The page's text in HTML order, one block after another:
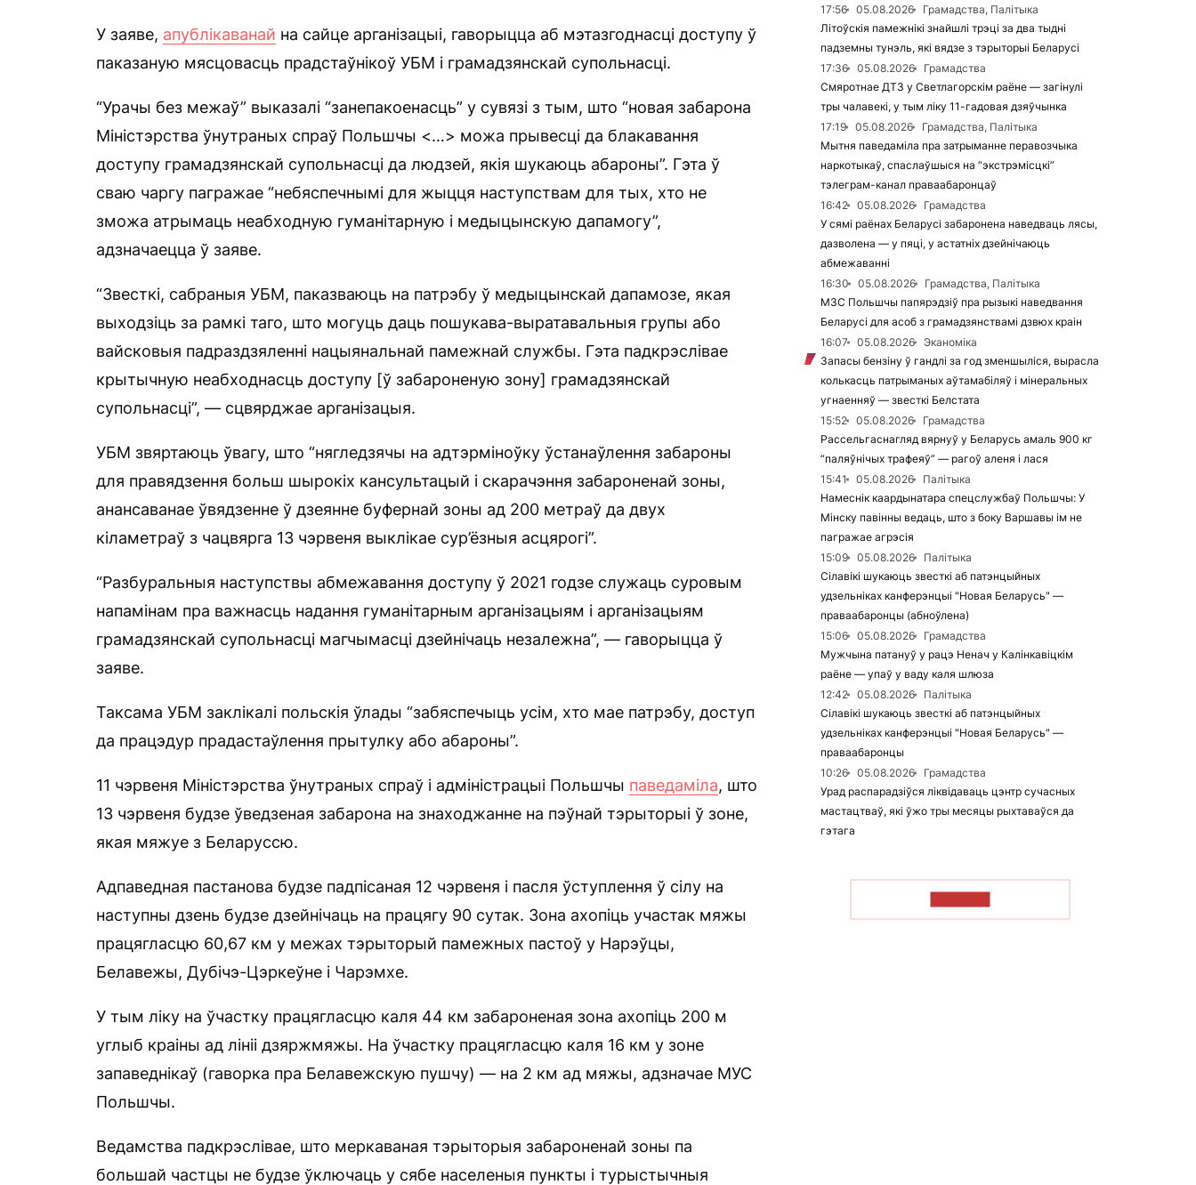
У заяве, апублікаванай на сайце арганізацыі, гаворыцца аб мэтазгоднасці доступу ў
паказаную мясцовасць прадстаўнікоў УБМ і грамадзянскай супольнасці.
“Урачы без межаў” выказалі “занепакоенасць” у сувязі з тым, што “новая забарона
Міністэрства ўнутраных спраў Польшчы <…> можа прывесці да блакавання
доступу грамадзянскай супольнасці да людзей, якія шукаюць абароны”. Гэта ў
сваю чаргу пагражае “небяспечнымі для жыцця наступствам для тых, хто не
зможа атрымаць неабходную гуманітарную і медыцынскую дапамогу”,
адзначаецца ў заяве.
“Звесткі, сабраныя УБМ, паказваюць на патрэбу ў медыцынскай дапамозе, якая
выходзіць за рамкі таго, што могуць даць пошукава-выратавальныя групы або
вайсковыя падраздзяленні нацыянальнай памежнай службы. Гэта падкрэслівае
крытычную неабходнасць доступу [ў забароненую зону] грамадзянскай
супольнасці”, — сцвярджае арганізацыя.
УБМ звяртаюць ўвагу, што “нягледзячы на адтэрміноўку ўстанаўлення забароны
для правядзення больш шырокіх кансультацый і скарачэння забароненай зоны,
анансаванае ўвядзенне ў дзеянне буфернай зоны ад 200 метраў да двух
кіламетраў з чацвярга 13 чэрвеня выклікае сур’ёзныя асцярогі”.
“Разбуральныя наступствы абмежавання доступу ў 2021 годзе служаць суровым
напамінам пра важнасць надання гуманітарным арганізацыям і арганізацыям
грамадзянскай супольнасці магчымасці дзейнічаць незалежна”, — гаворыцца ў
заяве.
Таксама УБМ заклікалі польскія ўлады “забяспечыць усім, хто мае патрэбу, доступ
да працэдур прадастаўлення прытулку або абароны”.
11 чэрвеня Міністэрства ўнутраных спраў і адміністрацыі Польшчы паведаміла, што
13 чэрвеня будзе ўведзеная забарона на знаходжанне на пэўнай тэрыторыі ў зоне,
якая мяжуе з Беларуссю.
Адпаведная пастанова будзе падпісаная 12 чэрвеня і пасля ўступлення ў сілу на
наступны дзень будзе дзейнічаць на працягу 90 сутак. Зона ахопіць участак мяжы
працягласцю 60,67 км у межах тэрыторый памежных пастоў у Нарэўцы,
Белавежы, Дубічэ-Цэркеўне і Чарэмхе.
У тым ліку на ўчастку працягласцю каля 44 км забароненая зона ахопіць 200 м
углыб краіны ад лініі дзяржмяжы. На ўчастку працягласцю каля 16 км у зоне
запаведнікаў (гаворка пра Белавежскую пушчу) — на 2 км ад мяжы, адзначае МУС
Польшчы.
Ведамства падкрэслівае, што меркаваная тэрыторыя забароненай зоны па
большай частцы не будзе ўключаць у сябе населеныя пункты і турыстычныя
17:56
05.08.2026
Грамадства, Палітыка
Літоўскія памежнікі знайшлі трэці за два тыдні
падземны тунэль, які вядзе з тэрыторыі Беларусі
17:36
05.08.2026
Грамадства
Смяротнае ДТЗ у Светлагорскім раёне — загінулі
тры чалавекі, у тым ліку 11-гадовая дзяўчынка
17:19
05.08.2026
Грамадства, Палітыка
Мытня паведаміла пра затрыманне перавозчыка
наркотыкаў, спаслаўшыся на “экстрэмісцкі”
тэлеграм-канал праваабаронцаў
16:42
05.08.2026
Грамадства
У сямі раёнах Беларусі забаронена наведваць лясы,
дазволена — у пяці, у астатніх дзейнічаюць
абмежаванні
16:30
05.08.2026
Грамадства, Палітыка
МЗС Польшчы папярэдзіў пра рызыкі наведвання
Беларусі для асоб з грамадзянствамі дзвюх краін
16:07
05.08.2026
Эканоміка
Запасы бензіну ў гандлі за год зменшыліся, вырасла
колькасць патрыманых аўтамабіляў і мінеральных
угнаенняў — звесткі Белстата
15:52
05.08.2026
Грамадства
Рассельгаснагляд вярнуў у Беларусь амаль 900 кг
“паляўнічых трафеяў” — рагоў аленя і лася
15:41
05.08.2026
Палітыка
Намеснік каардынатара спецслужбаў Польшчы: У
Мінску павінны ведаць, што з боку Варшавы ім не
пагражае агрэсія
15:09
05.08.2026
Палітыка
Сілавікі шукаюць звесткі аб патэнцыйных
удзельніках канферэнцыі "Новая Беларусь" —
праваабаронцы (абноўлена)
15:06
05.08.2026
Грамадства
Мужчына патануў у рацэ Ненач у Калінкавіцкім
раёне — упаў у ваду каля шлюза
12:42
05.08.2026
Палітыка
Сілавікі шукаюць звесткі аб патэнцыйных
удзельніках канферэнцыі "Новая Беларусь" —
праваабаронцы
10:26
05.08.2026
Грамадства
Урад распарадзіўся ліквідаваць цэнтр сучасных
мастацтваў, які ўжо тры месяцы рыхтаваўся да
гэтага